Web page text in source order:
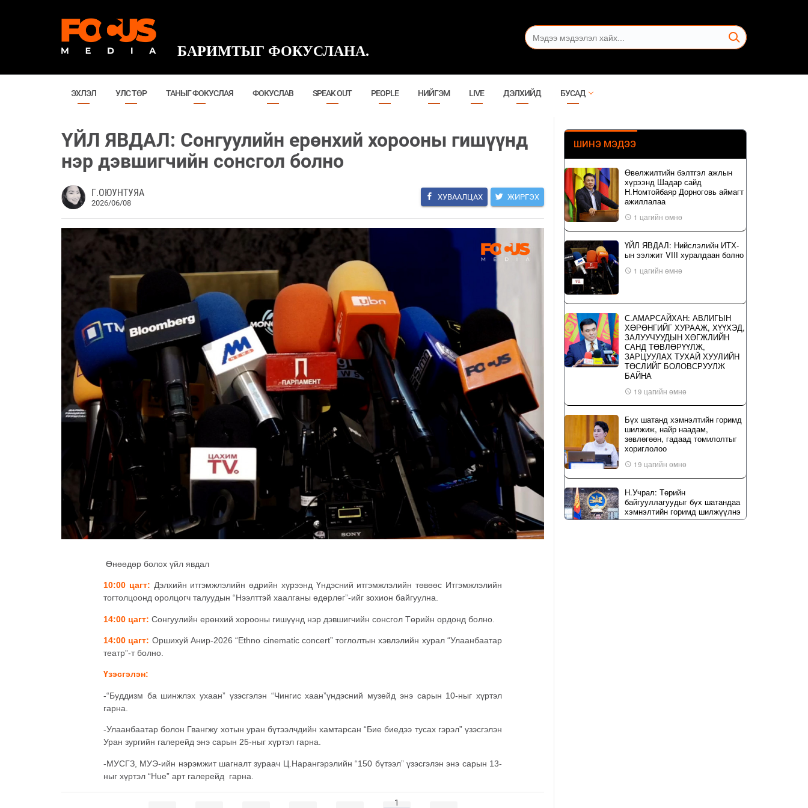
БАРИМТЫГ ФОКУСЛАНА.
ЭХЛЭЛ УЛС ТӨР ТАНЫГ ФОКУСЛАЯ ФОКУСЛАВ SPEAK OUT PEOPLE НИЙГЭМ LIVE ДЭЛХИЙД БУСАД
ҮЙЛ ЯВДАЛ: Сонгуулийн ерөнхий хорооны гишүүнд
нэр дэвшигчийн сонсгол болно
Г.ОЮУНТУЯА
2026/06/08
ХУВААЛЦАХ ЖИРГЭХ
Өнөөдөр болох үйл явдал
10:00 цагт: Дэлхийн итгэмжлэлийн өдрийн хүрээнд Үндэсний итгэмжлэлийн төвөөс Итгэмжлэлийн
тогтолцоонд оролцогч талуудын “Нээлттэй хаалганы өдөрлөг”-ийг зохион байгуулна.
14:00 цагт: Сонгуулийн ерөнхий хорооны гишүүнд нэр дэвшигчийн сонсгол Төрийн ордонд болно.
14:00 цагт: Оршихуй Анир-2026 “Ethno cinematic concert” тоглолтын хэвлэлийн хурал “Улаанбаатар
театр”-т болно.
Үзэсгэлэн:
-“Буддизм ба шинжлэх ухаан” үзэсгэлэн “Чингис хаан”үндэсний музейд энэ сарын 10-ныг хүртэл
гарна.
-Улаанбаатар болон Гвангжу хотын уран бүтээлчдийн хамтарсан “Бие биедээ тусах гэрэл” үзэсгэлэн
Уран зургийн галерейд энэ сарын 25-ныг хүртэл гарна.
-МУСГЗ, МУЭ-ийн нэрэмжит шагналт зураач Ц.Нарангэрэлийн “150 бүтээл” үзэсгэлэн энэ сарын 13-
ныг хүртэл “Hue” арт галерейд гарна.
1
ШИНЭ МЭДЭЭ
Өвөлжилтийн бэлтгэл ажлын
хүрээнд Шадар сайд
Н.Номтойбаяр Дорноговь аймагт
ажиллалаа
1 цагийн өмнө
ҮЙЛ ЯВДАЛ: Нийслэлийн ИТХ-
ын ээлжит VIII хуралдаан болно
1 цагийн өмнө
С.АМАРСАЙХАН: АВЛИГЫН
ХӨРӨНГИЙГ ХУРААЖ, ХҮҮХЭД,
ЗАЛУУЧУУДЫН ХӨГЖЛИЙН
САНД ТӨВЛӨРҮҮЛЖ,
ЗАРЦУУЛАХ ТУХАЙ ХУУЛИЙН
ТӨСЛИЙГ БОЛОВСРУУЛЖ
БАЙНА
19 цагийн өмнө
Бүх шатанд хэмнэлтийн горимд
шилжиж, найр наадам,
зөвлөгөөн, гадаад томилолтыг
хориглолоо
19 цагийн өмнө
Н.Учрал: Төрийн
байгууллагуудыг бүх шатандаа
хэмнэлтийн горимд шилжүүлнэ